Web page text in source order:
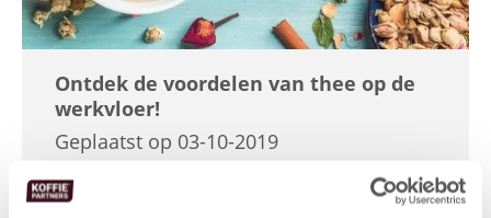
Ontdek de voordelen van thee op de
werkvloer!
Geplaatst op 03-10-2019
De voordelen van thee, ontdekt u in deze